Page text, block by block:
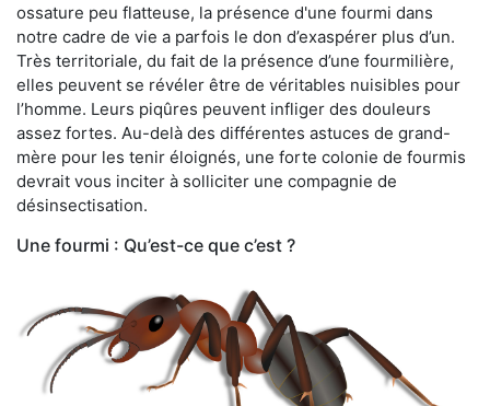
ossature peu flatteuse, la présence d'une fourmi dans
notre cadre de vie a parfois le don d’exaspérer plus d’un.
Très territoriale, du fait de la présence d’une fourmilière,
elles peuvent se révéler être de véritables nuisibles pour
l’homme. Leurs piqûres peuvent infliger des douleurs
assez fortes. Au-delà des différentes astuces de grand-
mère pour les tenir éloignés, une forte colonie de fourmis
devrait vous inciter à solliciter une compagnie de
désinsectisation.
Une fourmi : Qu’est-ce que c’est ?